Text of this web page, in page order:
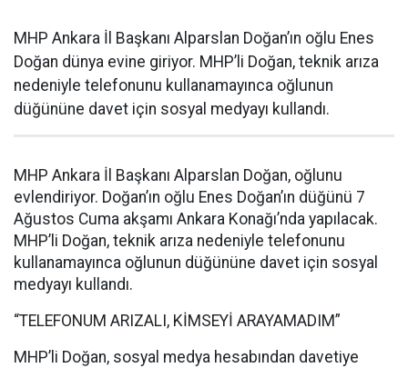
MHP Ankara İl Başkanı Alparslan Doğan’ın oğlu Enes
Doğan dünya evine giriyor. MHP’li Doğan, teknik arıza
nedeniyle telefonunu kullanamayınca oğlunun
düğününe davet için sosyal medyayı kullandı.
MHP Ankara İl Başkanı Alparslan Doğan, oğlunu
evlendiriyor. Doğan’ın oğlu Enes Doğan’ın düğünü 7
Ağustos Cuma akşamı Ankara Konağı’nda yapılacak.
MHP’li Doğan, teknik arıza nedeniyle telefonunu
kullanamayınca oğlunun düğününe davet için sosyal
medyayı kullandı.
“TELEFONUM ARIZALI, KİMSEYİ ARAYAMADIM”
MHP’li Doğan, sosyal medya hesabından davetiye